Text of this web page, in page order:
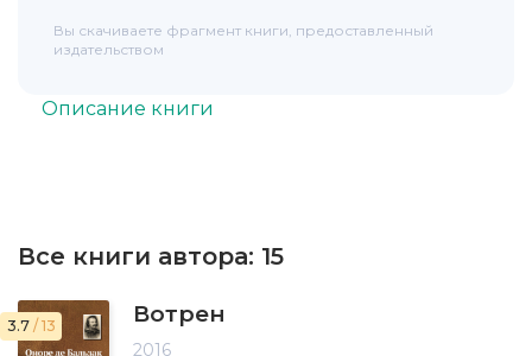
Описание книги
Все книги автора: 15
3.7 / 13 Вотрен
2016
Вы скачиваете фрагмент книги, предоставленный
издательством